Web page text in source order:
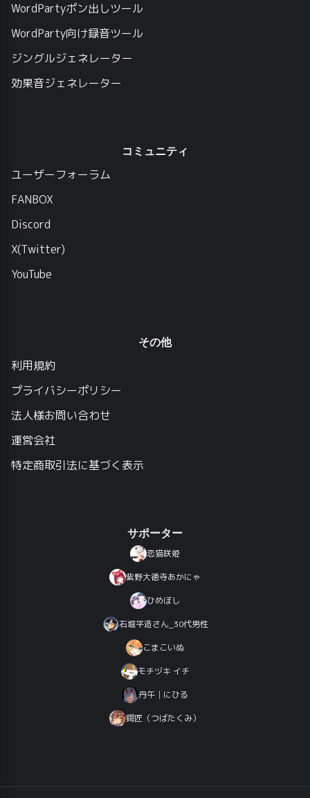
WordPartyポン出しツール
WordParty向け録音ツール
ジングルジェネレーター
効果音ジェネレーター
コミュニティ
ユーザーフォーラム
FANBOX
Discord
X(Twitter)
YouTube
その他
利用規約
プライバシーポリシー
法人様お問い合わせ
運営会社
特定商取引法に基づく表示
サポーター
恋猫咲姫
紫野大徳寺あかにゃ
ひめぼし
石堀平造さん_30代男性
こまこいぬ
モチヅキ イチ
丹午│にひる
鍔匠（つばたくみ）